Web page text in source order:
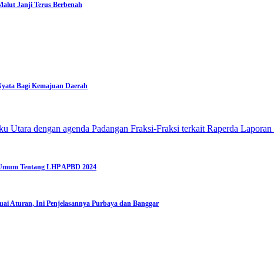
Janji Terus Berbenah
Bagi Kemajuan Daerah
Tentang LHP APBD 2024
Aturan, Ini Penjelasannya Purbaya dan Banggar